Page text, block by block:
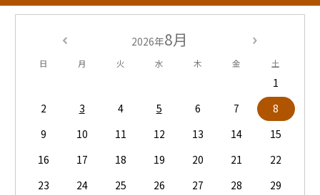
2026年8月
日 月 火 水 木 金 土
1
2
3 4 5 6 7
8
9
10 11 12 13 14
15
16
17 18 19 20 21
22
23
24 25 26 27 28
29